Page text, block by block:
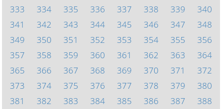
333
334 335 336 337 338 339
340
341
342 343 344 345 346 347
348
349
350 351 352 353 354 355
356
357
358 359 360 361 362 363
364
365
366 367 368 369 370 371
372
373
374 375 376 377 378 379
380
381
382 383 384 385 386 387 388